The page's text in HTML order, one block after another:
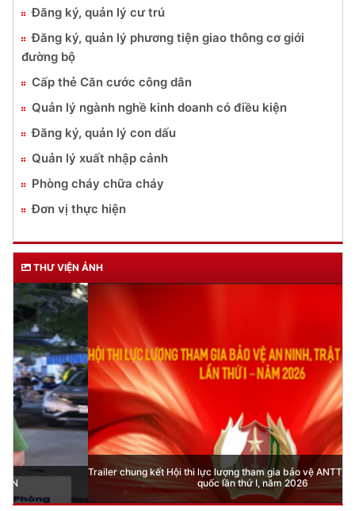
Đăng ký, quản lý cư trú
Đăng ký, quản lý phương tiện giao thông cơ giới
đường bộ
Cấp thẻ Căn cước công dân
Quản lý ngành nghề kinh doanh có điều kiện
Đăng ký, quản lý con dấu
Quản lý xuất nhập cảnh
Phòng cháy chữa cháy
Đơn vị thực hiện
THƯ VIỆN ẢNH
Trailer chung kết Hội thi lực lượng tham gia bảo vệ ANTT ở cơ sở giỏi toàn
quốc lần thứ I, năm 2026